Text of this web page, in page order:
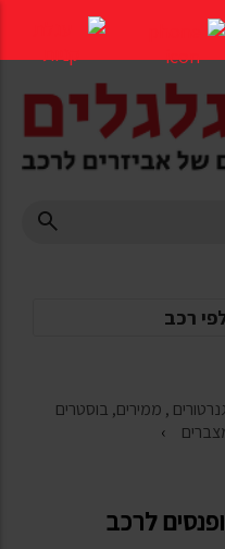
רכב
, ממירים, בוסטרים
לרכב